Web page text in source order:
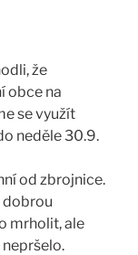
že
obce na
se využít
neděle 30.9.
od zbrojnice.
dobrou
mrholit, ale